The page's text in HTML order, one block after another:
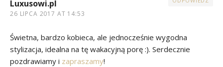
Luxusowi.pl
26 LIPCA 2017 AT 14:53
Świetna, bardzo kobieca, ale jednocześnie wygodna
stylizacja, idealna na tę wakacyjną porę :). Serdecznie
pozdrawiamy i zapraszamy!